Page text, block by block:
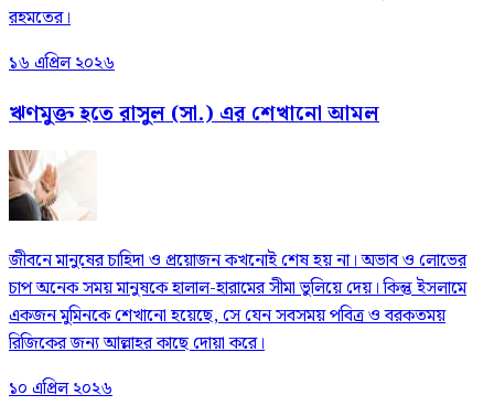
রহমতের।
১৬ এপ্রিল ২০২৬
ঋণমুক্ত হতে রাসুল (সা.) এর শেখানো আমল
জীবনে মানুষের চাহিদা ও প্রয়োজন কখনোই শেষ হয় না। অভাব ও লোভের
চাপ অনেক সময় মানুষকে হালাল-হারামের সীমা ভুলিয়ে দেয়। কিন্তু ইসলামে
একজন মুমিনকে শেখানো হয়েছে, সে যেন সবসময় পবিত্র ও বরকতময়
রিজিকের জন্য আল্লাহর কাছে দোয়া করে।
১০ এপ্রিল ২০২৬